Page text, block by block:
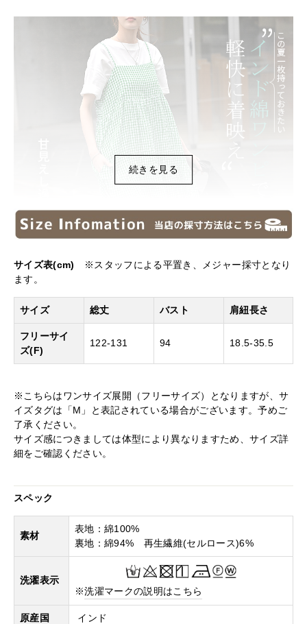
続きを見る
サイズ表(cm)
※スタッフによる平置き、メジャー採寸となり
ます。
サイズ 総丈 バスト 肩紐長さ
フリーサイ
ズ(F)
122-131 94 18.5-35.5
※こちらはワンサイズ展開（フリーサイズ）となりますが、サ
イズタグは「M」と表記されている場合がございます。予めご
了承ください。
サイズ感につきましては体型により異なりますため、サイズ詳
細をご確認ください。
スペック
素材
表地：綿100%
裏地：綿94% 再生繊維(セルロース)6%
洗濯表示
※洗濯マークの説明はこちら
原産国 インド